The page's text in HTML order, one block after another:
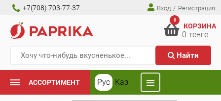
+7(708) 703-77-37 Вход / Регистрация
Найти
0
КОРЗИНА
0 тенге
АССОРТИМЕНТ Рус Каз